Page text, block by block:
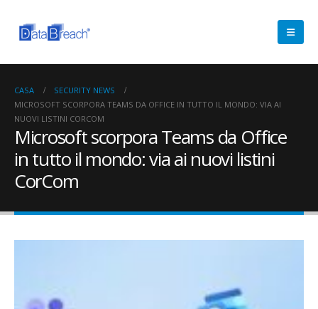
CASA
SECURITY NEWS
MICROSOFT SCORPORA TEAMS DA OFFICE IN TUTTO IL MONDO: VIA AI
NUOVI LISTINI CORCOM
Microsoft scorpora Teams da Office
in tutto il mondo: via ai nuovi listini
CorCom